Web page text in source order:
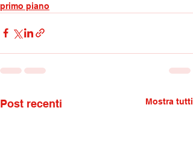
primo piano
Post recenti Mostra tutti